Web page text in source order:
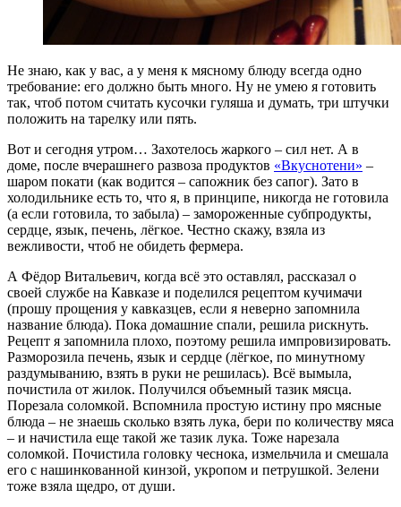
Не знаю, как у вас, а у меня к мясному блюду всегда одно
требование: его должно быть много. Ну не умею я готовить
так, чтоб потом считать кусочки гуляша и думать, три штучки
положить на тарелку или пять.
Вот и сегодня утром… Захотелось жаркого – сил нет. А в
доме, после вчерашнего развоза продуктов «Вкуснотени» –
шаром покати (как водится – сапожник без сапог). Зато в
холодильнике есть то, что я, в принципе, никогда не готовила
(а если готовила, то забыла) – замороженные субпродукты,
сердце, язык, печень, лёгкое. Честно скажу, взяла из
вежливости, чтоб не обидеть фермера.
А Фёдор Витальевич, когда всё это оставлял, рассказал о
своей службе на Кавказе и поделился рецептом кучимачи
(прошу прощения у кавказцев, если я неверно запомнила
название блюда). Пока домашние спали, решила рискнуть.
Рецепт я запомнила плохо, поэтому решила импровизировать.
Разморозила печень, язык и сердце (лёгкое, по минутному
раздумыванию, взять в руки не решилась). Всё вымыла,
почистила от жилок. Получился объемный тазик мясца.
Порезала соломкой. Вспомнила простую истину про мясные
блюда – не знаешь сколько взять лука, бери по количеству мяса
– и начистила еще такой же тазик лука. Тоже нарезала
соломкой. Почистила головку чеснока, измельчила и смешала
его с нашинкованной кинзой, укропом и петрушкой. Зелени
тоже взяла щедро, от души.